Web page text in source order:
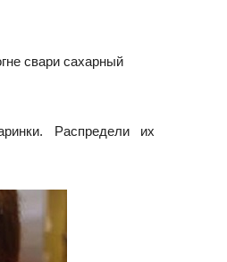
свари сахарный
Распредели их